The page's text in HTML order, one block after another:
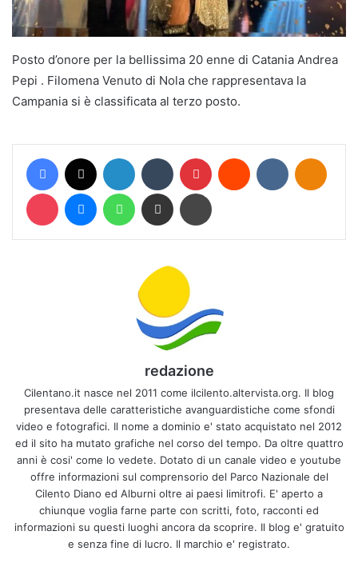
Posto d’onore per la bellissima 20 enne di Catania Andrea
Pepi . Filomena Venuto di Nola che rappresentava la
Campania si è classificata al terzo posto.
Facebook LinkedIn Tumblr Pinterest Reddit VKontakte
Pocket MessengerWhatsAppCondividi via mail Stampa
redazione
Cilentano.it nasce nel 2011 come ilcilento.altervista.org. Il blog
presentava delle caratteristiche avanguardistiche come sfondi
video e fotografici. Il nome a dominio e' stato acquistato nel 2012
ed il sito ha mutato grafiche nel corso del tempo. Da oltre quattro
anni è cosi' come lo vedete. Dotato di un canale video e youtube
offre informazioni sul comprensorio del Parco Nazionale del
Cilento Diano ed Alburni oltre ai paesi limitrofi. E' aperto a
chiunque voglia farne parte con scritti, foto, racconti ed
informazioni su questi luoghi ancora da scoprire. Il blog e' gratuito
e senza fine di lucro. Il marchio e' registrato.